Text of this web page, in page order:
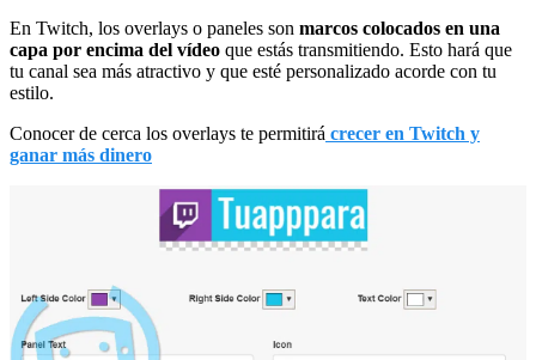
En Twitch, los overlays o paneles son marcos colocados en una
capa por encima del vídeo que estás transmitiendo. Esto hará que
tu canal sea más atractivo y que esté personalizado acorde con tu
estilo.
Conocer de cerca los overlays te permitirá crecer en Twitch y
ganar más dinero